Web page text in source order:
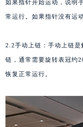
如果指针开始运动，说明
常运行。如果指针没有运
2.2手动上链：手动上链
链，通常需要旋转表冠约
恢复正常运行。